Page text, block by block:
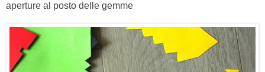
aperture al posto delle gemme